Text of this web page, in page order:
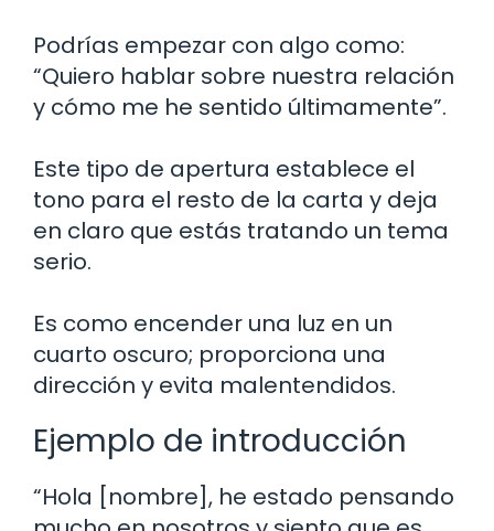
Podrías empezar con algo como:
“Quiero hablar sobre nuestra relación
y cómo me he sentido últimamente”.
Este tipo de apertura establece el
tono para el resto de la carta y deja
en claro que estás tratando un tema
serio.
Es como encender una luz en un
cuarto oscuro; proporciona una
dirección y evita malentendidos.
Ejemplo de introducción
“Hola [nombre], he estado pensando